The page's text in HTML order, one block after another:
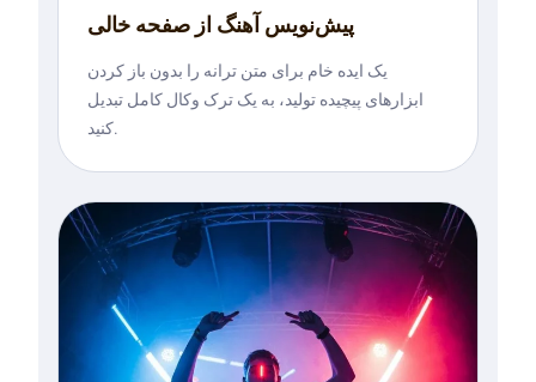
پیش‌نویس آهنگ از صفحه خالی
یک ایده خام برای متن ترانه را بدون باز کردن
ابزارهای پیچیده تولید، به یک ترک وکال کامل تبدیل
کنید.